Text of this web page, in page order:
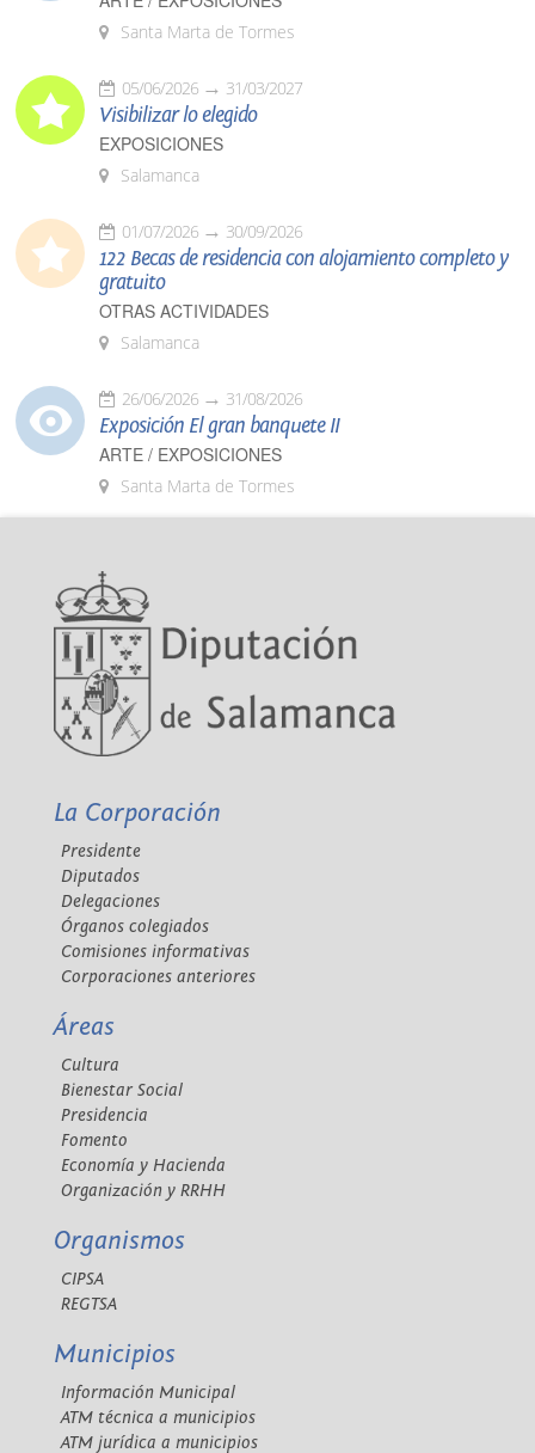
Santa Marta de Tormes
05/06/2026 31/03/2027
Visibilizar lo elegido
EXPOSICIONES
Salamanca
01/07/2026 30/09/2026
122 Becas de residencia con alojamiento completo y
gratuito
OTRAS ACTIVIDADES
Salamanca
26/06/2026 31/08/2026
Exposición El gran banquete II
ARTE / EXPOSICIONES
Santa Marta de Tormes
La Corporación
Presidente
Diputados
Delegaciones
Órganos colegiados
Comisiones informativas
Corporaciones anteriores
Áreas
Cultura
Bienestar Social
Presidencia
Fomento
Economía y Hacienda
Organización y RRHH
Organismos
CIPSA
REGTSA
Municipios
Información Municipal
ATM técnica a municipios
ATM jurídica a municipios